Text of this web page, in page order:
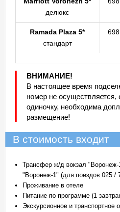
делюкс
Ramada Plaza 5*
стандарт
ВНИМАНИЕ!
В настоящее время
номер не осуществляется,
одиночку, необходима
размещение!
В стоимость входит
Трансфер ж/д вокзал "Воронеж-
"Воронеж-1" (для поездов 025 /
Проживание в отеле
Питание по программе (1
Экскурсионное и транспортное